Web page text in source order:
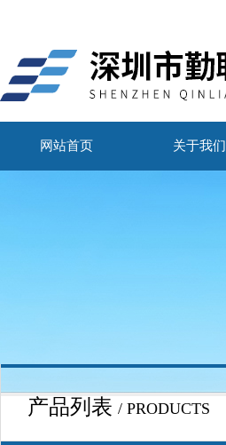
网站首页 关于我们
产品列表 / PRODUCTS